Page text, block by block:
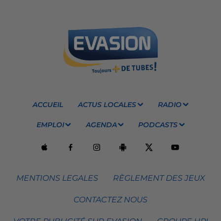
ACCUEIL ACTUS LOCALES RADIO
EMPLOI AGENDA PODCASTS
MENTIONS LEGALES RÈGLEMENT DES JEUX
CONTACTEZ NOUS